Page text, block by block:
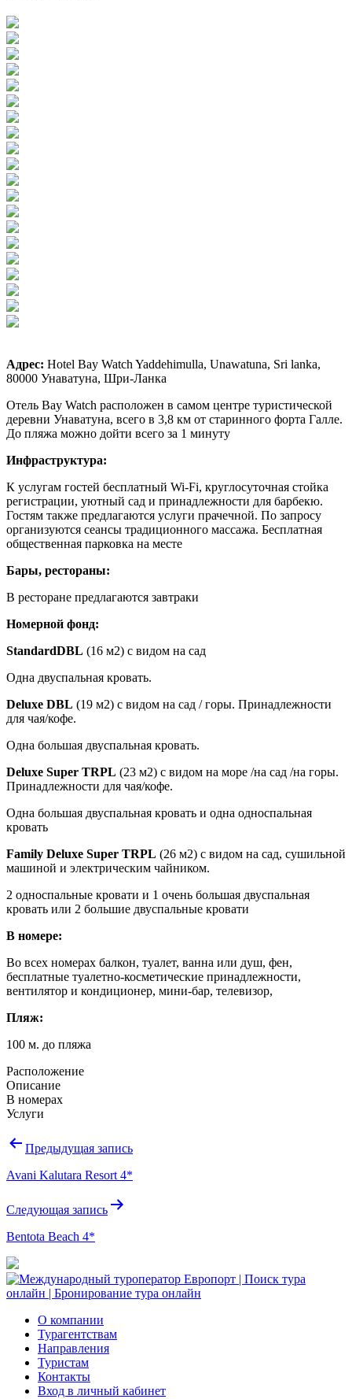
Адрес: Hotel Bay Watch Yaddehimulla, Unawatuna, Sri lanka,
80000 Унаватуна, Шри-Ланка
Отель Bay Watch расположен в самом центре туристической
деревни Унаватуна, всего в 3,8 км от старинного форта Галле.
До пляжа можно дойти всего за 1 минуту
Инфраструктура:
К услугам гостей бесплатный Wi-Fi, круглосуточная стойка
регистрации, уютный сад и принадлежности для барбекю.
Гостям также предлагаются услуги прачечной. По запросу
организуются сеансы традиционного массажа. Бесплатная
общественная парковка на месте
Бары, рестораны:
В ресторане предлагаются завтраки
Номерной фонд:
StandardDBL (16 м2) с видом на сад
Одна двуспальная кровать.
Deluxe DBL (19 м2) с видом на сад / горы. Принадлежности
для чая/кофе.
Одна большая двуспальная кровать.
Deluxe Super TRPL (23 м2) с видом на море /на сад /на горы.
Принадлежности для чая/кофе.
Одна большая двуспальная кровать и одна односпальная
кровать
Family Deluxe Super TRPL (26 м2) с видом на сад, сушильной
машиной и электрическим чайником.
2 односпальные кровати и 1 очень большая двуспальная
кровать или 2 большие двуспальные кровати
В номере:
Во всех номерах балкон, туалет, ванна или душ, фен,
бесплатные туалетно-косметические принадлежности,
вентилятор и кондиционер, мини-бар, телевизор,
Пляж:
100 м. до пляжа
Расположение
Описание
В номерах
Услуги
Навигация
записям
Предыдущая запись
Avani Kalutara Resort 4*
Следующая запись
Bentota Beach 4*
О компании
Турагентствам
Направления
Туристам
Контакты
Вход в личный кабинет